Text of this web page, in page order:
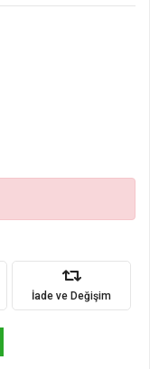
İade ve Değişim